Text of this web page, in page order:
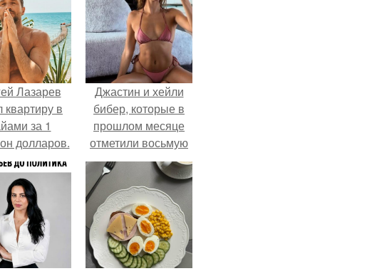
Лазарев
квартиру в
за 1
долларов.
Джастин и хейли
бибер, которые в
прошлом месяце
отметили восьмую
годовщину
помолвки, показали
новые фото с
совместного
отдыха.